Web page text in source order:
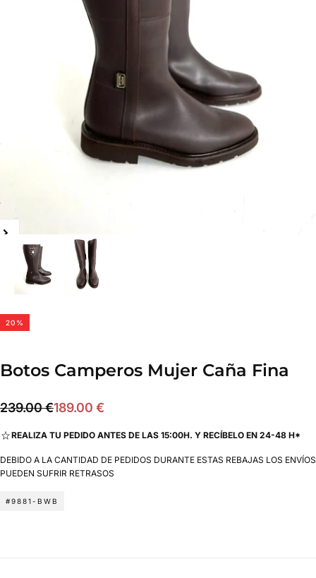
20 %
Botos Camperos Mujer Caña Fina
189.00
Precio
239.00 €Precio
189.00 €
REALIZA TU PEDIDO ANTES DE LAS 15:00H. Y RECÍBELO EN 24-48 H*
DEBIDO A LA CANTIDAD DE PEDIDOS DURANTE ESTAS REBAJAS LOS ENVÍOS
PUEDEN SUFRIR RETRASOS
#9881-BWB